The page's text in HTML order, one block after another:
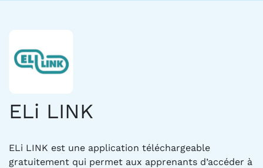
ELi LINK
ELi LINK est une application téléchargeable
gratuitement qui permet aux apprenants d’accéder à